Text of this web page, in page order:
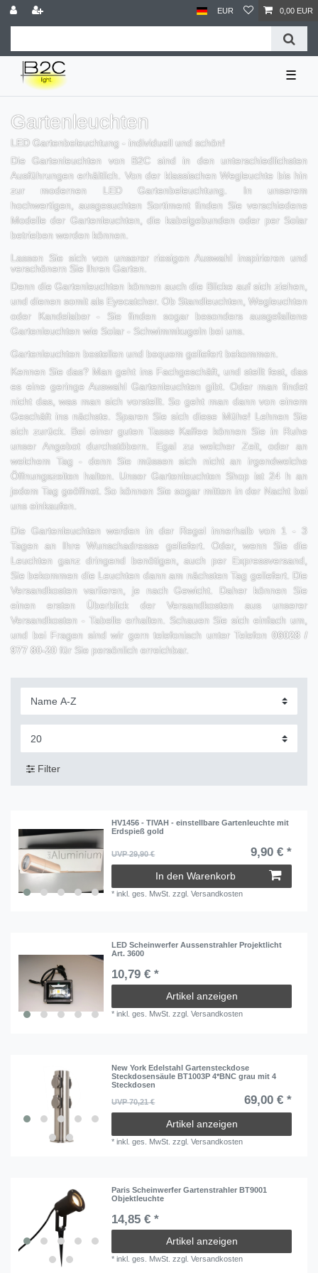
EUR 0,00 EUR
☰
Gartenleuchten
LED Gartenbeleuchtung - individuell und schön!
Die Gartenleuchten von B2C sind in den unterschiedlichsten
Ausführungen erhältlich. Von der klassischen Wegleuchte bis hin
zur modernen LED Gartenbeleuchtung. In unserem
hochwertigen, ausgesuchten Sortiment finden Sie verschiedene
Modelle der Gartenleuchten, die kabelgebunden oder per Solar
betrieben werden können.
Lassen Sie sich von unserer riesigen Auswahl inspirieren und
verschönern Sie Ihren Garten.
Denn die Gartenleuchten können auch die Blicke auf sich ziehen,
und dienen somit als Eyecatcher. Ob Standleuchten, Wegleuchten
oder Kandelaber - Sie finden sogar besonders ausgefallene
Gartenleuchten wie Solar - Schwimmkugeln bei uns.
Gartenleuchten bestellen und bequem geliefert bekommen.
Kennen Sie das? Man geht ins Fachgeschäft, und stellt fest, das
es eine geringe Auswahl Gartenleuchten gibt. Oder man findet
nicht das, was man sich vorstellt. So geht man dann von einem
Geschäft ins nächste. Sparen Sie sich diese Mühe! Lehnen Sie
sich zurück. Bei einer guten Tasse Kaffee können Sie in Ruhe
unser Angebot durchstöbern. Egal zu welcher Zeit, oder an
welchem Tag - denn Sie müssen sich nicht an irgendwelche
Öffnungszeiten halten. Unser Gartenleuchten Shop ist 24 h an
jedem Tag geöffnet. So können Sie sogar mitten in der Nacht bei
uns einkaufen.
Die Gartenleuchten werden in der Regel innerhalb von 1 - 3
Tagen an Ihre Wunschadresse geliefert. Oder, wenn Sie die
Leuchten ganz dringend benötigen, auch per Expressversand,
Sie bekommen die Leuchten dann am nächsten Tag geliefert. Die
Versandkosten variieren, je nach Gewicht. Daher können Sie
einen ersten Überblick der Versandkosten aus unserer
Versandkosten - Tabelle erhalten. Schauen Sie sich einfach um,
und bei Fragen sind wir gern telefonisch unter Telefon 06028 /
977 80-20 für Sie persönlich erreichbar.
Filter
HV1456 - TIVAH - einstellbare Gartenleuchte mit
Erdspieß gold
UVP 29,90 € 9,90 € *
In den Warenkorb
*inkl. ges. MwSt. zzgl.Versandkosten
LED Scheinwerfer Aussenstrahler Projektlicht
Art. 3600
10,79 € *
Artikel anzeigen
*inkl. ges. MwSt. zzgl.Versandkosten
New York Edelstahl Gartensteckdose
Steckdosensäule BT1003P 4*BNC grau mit 4
Steckdosen
UVP 70,21 €
69,00 € *
Artikel anzeigen
*inkl. ges. MwSt. zzgl.Versandkosten
Paris Scheinwerfer Gartenstrahler BT9001
Objektleuchte
14,85 € *
Artikel anzeigen
*inkl. ges. MwSt. zzgl.Versandkosten